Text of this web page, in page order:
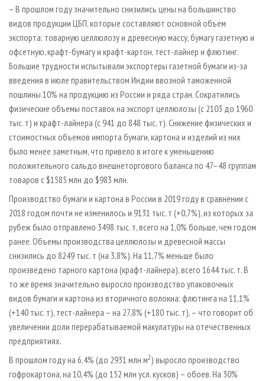
ЦБП
ИНСТРУМЕНТ И МАТЕРИАЛЫ
ГАЗЕТА ЛЕСПРОМФОРУМ
БИБЛИОТЕКА СПЕЦИАЛИСТА
– В прошлом году значительно снизились цены на большинство
видов продукции ЦБП, которые составляют основной объем
экспорта: товарную целлюлозу и древесную массу, бумагу газетную и
офсетную, крафт-бумагу и крафт-картон, тест-лайнер и флютинг.
Большие трудности испытывали экспортеры газетной бумаги из-за
введения в июле правительством Индии ввозной таможенной
пошлины 10% на продукцию из России и ряда стран. Сократились
физические объемы поставок на экспорт целлюлозы (с 2103 до 1960
тыс. т) и крафт-лайнера (с 941 до 848 тыс. т). Снижение физических и
стоимостных объемов импорта бумаги, картона и изделий из них
было менее заметным, что привело в итоге к уменьшению
положительного сальдо внешнеторгового баланса по 47–48 группам
товаров с $1585 млн до $983 млн.
Производство бумаги и картона в России в 2019 году в сравнении с
2018 годом почти не изменилось и 9131 тыс. т (+0,7%), из которых за
рубеж было отправлено 3498 тыс. т, всего на 1,0% больше, чем годом
ранее. Объемы производства целлюлозы и древесной массы
снизились до 8249 тыс. т (на 3,8%). На 11,7% меньше было
произведено тарного картона (крафт-лайнера), всего 1644 тыс. т. В
то же время значительно выросло производство упаковочных
видов бумаги и картона из вторичного волокна: флютинга на 11,1%
(+140 тыс. т), тест-лайнера – на 27,8% (+180 тыс. т), – что говорит об
увеличении доли перерабатываемой макулатуры на отечественных
предприятиях.
В прошлом году на 6,4% (до 2931 млн м2) выросло производство
гофрокартона, на 10,4% (до 152 млн усл. кусков) – обоев. На 30%